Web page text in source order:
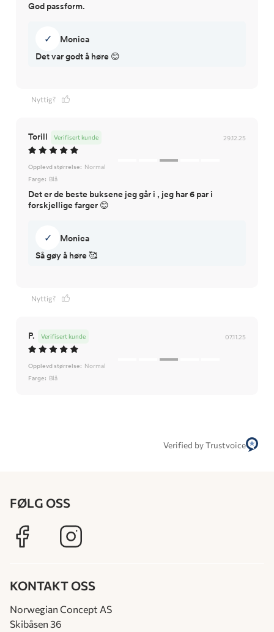
God passform.
✓
Monica
Det var godt å høre 😊
Nyttig?
Torill 29.12.25
Verifisert kunde
Opplevd størrelse: Normal
Farge: Blå
Det er de beste buksene jeg går i , jeg har 6 par i
forskjellige farger 😊
✓
Monica
Så gøy å høre 🥰
Nyttig?
P. 07.11.25
Verifisert kunde
Opplevd størrelse: Normal
Farge: Blå
Verified by Trustvoice
FØLG OSS
KONTAKT OSS
Norwegian Concept AS
Skibåsen 36